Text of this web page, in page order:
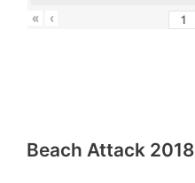
« ‹
Beach Attack 2018